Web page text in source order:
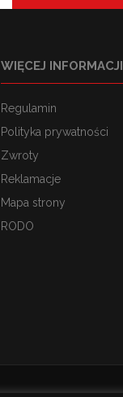
WIĘCEJ INFORMACJI
Regulamin
Polityka prywatności
Zwroty
Reklamacje
Mapa strony
RODO